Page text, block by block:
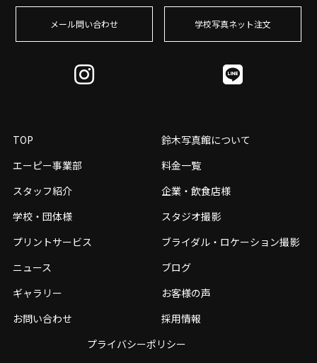
メール問い合わせ 学校写真ネット注⽂
TOP
鈴木写真館について
エーピー事業部
料金一覧
スタッフ紹介
企業・飲食店様
学校・団体様
スタジオ撮影
プリントサービス
ブライダル・ロケーション撮影
ニュース
ブログ
ギャラリー
お客様の声
お問い合わせ
採用情報
プライバシーポリシー